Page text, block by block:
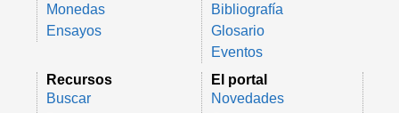
Monedas
Ensayos
Bibliografía
Glosario
Eventos
Recursos
Buscar
El portal
Novedades